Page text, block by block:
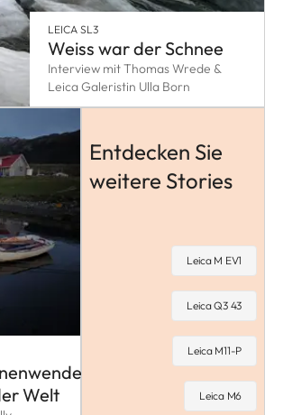
LEICA SL3
Weiss war der Schnee
Interview mit Thomas Wrede &
Leica Galeristin Ulla Born
Welt
Entdecken Sie
weitere Stories
Leica M EV1
Leica Q3 43
Leica M11-P
Leica M6